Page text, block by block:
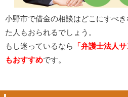
小野市で借金の相談はどこにすべ
た人もおられるでしょう。
もし迷っているなら
「弁護士法人
もおすすめです。